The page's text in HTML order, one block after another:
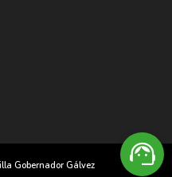
support_agent
Gobernador Gálvez